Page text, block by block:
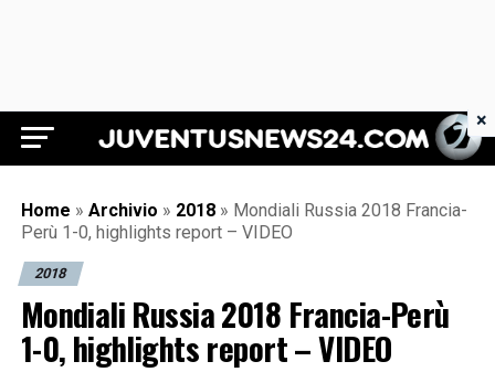
Juventus News 24
Home » Archivio » 2018 » Mondiali Russia 2018 Francia-
Perù 1-0, highlights report – VIDEO
2018
Mondiali Russia 2018 Francia-Perù
1-0, highlights report – VIDEO
×